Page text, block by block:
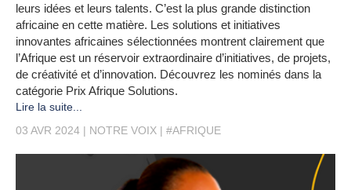
leurs idées et leurs talents. C’est la plus grande distinction
africaine en cette matière. Les solutions et initiatives
innovantes africaines sélectionnées montrent clairement que
l’Afrique est un réservoir extraordinaire d’initiatives, de projets,
de créativité et d’innovation. Découvrez les nominés dans la
catégorie Prix Afrique Solutions.
Lire la suite...
03 AVR 2024
NOTRE VOIX #AFRIQUE